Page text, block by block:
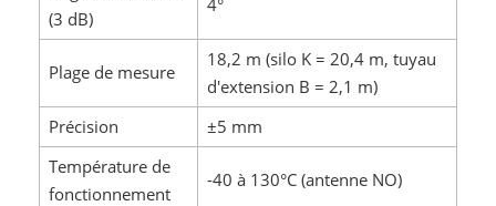
(3 dB)
Plage de mesure
18,2 m (silo K = 20,4 m, tuyau
d'extension B = 2,1 m)
Précision
±5 mm
Température de
fonctionnement
-40 à 130°C (antenne NO)